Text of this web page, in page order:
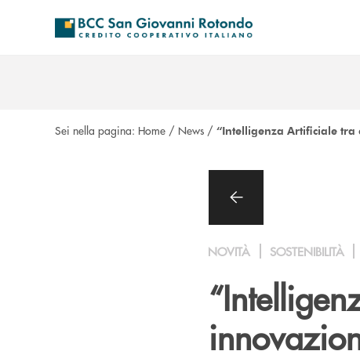
Sei nella pagina: Home / News / “Intelligenza Artificiale tra
NOVITÀ SOSTENIBILITÀ